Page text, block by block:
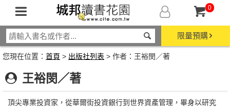
0
限量預購
您現在位置： 首頁 > 出版社列表 > 作者：王裕閔／著
王裕閔／著
頂尖專業投資家，從華爾街投資銀行到世界資產管理，畢身以研究